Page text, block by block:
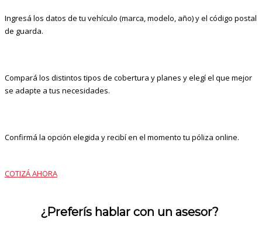
Ingresá los datos de tu vehículo (marca, modelo, año) y el código postal
de guarda.
Compará los distintos tipos de cobertura y planes y elegí el que mejor
se adapte a tus necesidades.
Confirmá la opción elegida y recibí en el momento tu póliza online.
COTIZÁ AHORA
¿Preferís hablar con un asesor?